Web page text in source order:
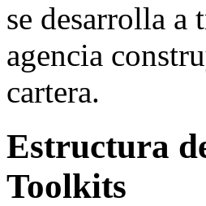
se desarrolla a
agencia
cartera.
Estructura
Toolkits